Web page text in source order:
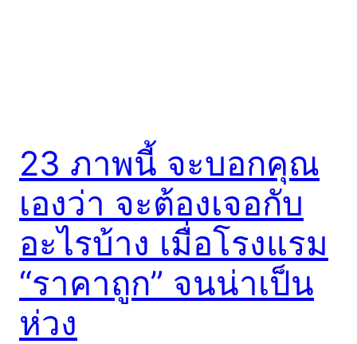
23 ภาพนี้ จะบอกคุณ
เองว่า จะต้องเจอกับ
อะไรบ้าง เมื่อโรงแรม
“ราคาถูก” จนน่าเป็น
ห่วง